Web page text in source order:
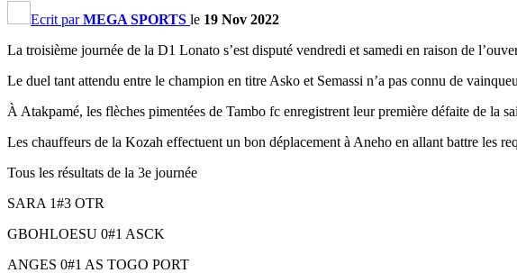
Ecrit parMEGA SPORTS le 19 Nov 2022
La troisième journée de la D1 Lonato s’est disputé vendredi et samedi en raison de
Le duel tant attendu entre le champion en titre Asko et Semassi n’a pas connu de
À Atakpamé, les flèches pimentées de Tambo fc enregistrent leur première défaite de la
Les chauffeurs de la Kozah effectuent un bon déplacement à Aneho en allant battre les
Tous les résultats de la 3e journée
SARA 1#3 OTR
GBOHLOESU 0#1 ASCK
ANGES 0#1 AS TOGO PORT